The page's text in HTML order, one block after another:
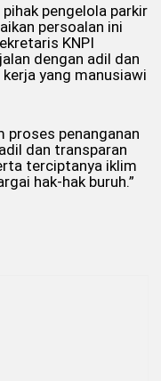
pengelola parkir
persoalan ini
KNPI
dengan adil dan
yang manusiawi
proses penanganan
dan transparan
terciptanya iklim
hak-hak buruh.”